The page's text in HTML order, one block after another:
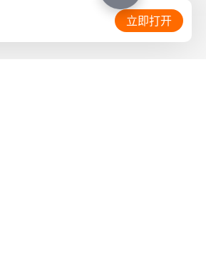
立即打开